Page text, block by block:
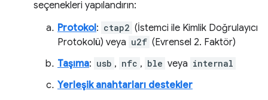
seçenekleri yapılandırın:
Protokol: ctap2 (İstemci ile Kimlik Doğrulayıcı
Protokolü) veya u2f (Evrensel 2. Faktör)
Taşıma: usb , nfc , ble veya internal
Yerleşik anahtarları destekler